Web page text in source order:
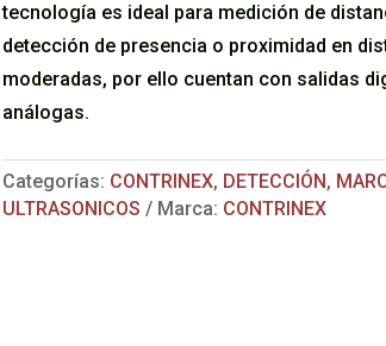
tecnología es ideal para medición de
detección de presencia o proximidad en
moderadas, por ello cuentan con salidas
análogas.
Categorías: CONTRINEX, DETECCIÓN,
ULTRASONICOS
Marca: CONTRINEX